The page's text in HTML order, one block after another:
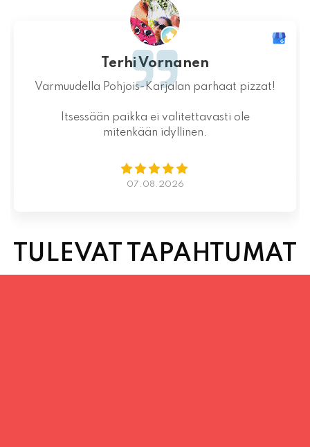
Jaakko Kontturi
Maukas ruoka laadukkaista raaka-
aineista.Jälkiruoka kruunasi maukkaan pizzan.